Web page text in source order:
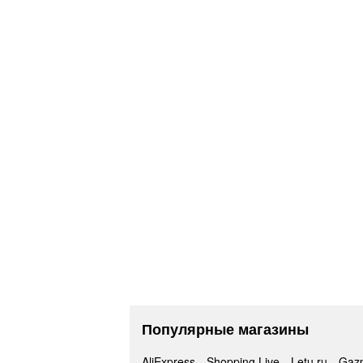
Популярные магазины